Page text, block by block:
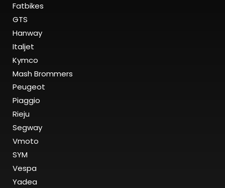
Fatbikes
GTS
Hanway
Italjet
Kymco
Mash Brommers
Peugeot
Piaggio
Rieju
Segway
Vmoto
SYM
Vespa
Yadea